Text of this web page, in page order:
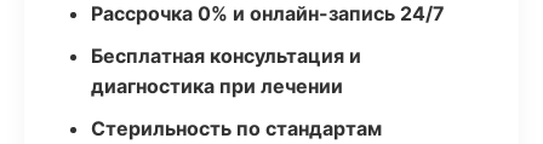
Рассрочка 0% и онлайн-запись 24/7
Бесплатная консультация и
диагностика при лечении
Стерильность по стандартам